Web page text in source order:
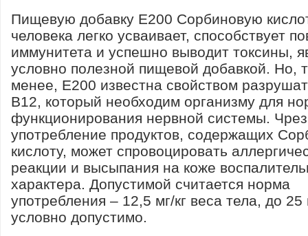
Пищевую добавку Е200 Сорбиновую
человека легко усваивает, способствует
иммунитета и успешно выводит токсины,
условно полезной пищевой добавкой. Но,
менее, Е200 известна свойством
В12, который необходим организму для
функционирования нервной системы.
употребление продуктов, содержащих
кислоту, может спровоцировать
реакции и высыпания на коже
характера. Допустимой считается норма
употребления – 12,5 мг/кг веса тела, до 25
условно допустимо.